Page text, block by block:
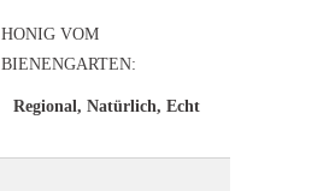
HONIG VOM
BIENENGARTEN:
Regional, Natürlich, Echt